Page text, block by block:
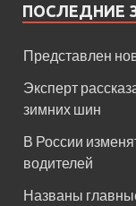
ПОСЛЕДНИЕ
Представлен
Эксперт
зимних шин
В России
водителей
Названы